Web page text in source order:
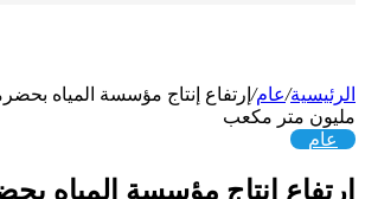
الرئيسية/عام/
مليون متر مكعب
عام
إرتفاع إنتاج مؤسسة المياه